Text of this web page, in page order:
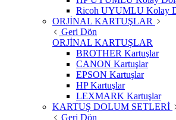
Ricoh UYUMLU Kolay
ORJİNAL KARTUŞLAR
Geri Dön
ORJİNAL KARTUŞLAR
BROTHER Kartuşlar
CANON Kartuşlar
EPSON Kartuşlar
HP Kartuşlar
LEXMARK Kartuşlar
KARTUŞ DOLUM SETLERİ
Geri Dön